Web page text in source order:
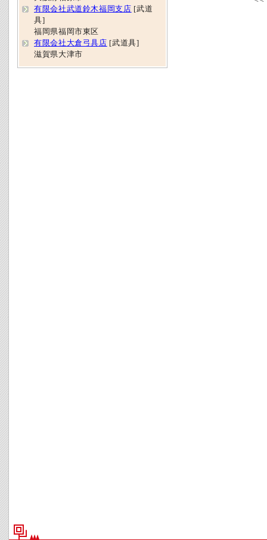
有限会社武道鈴木福岡支店 [武道
具]
福岡県福岡市東区
有限会社大倉弓具店 [武道具]
滋賀県大津市